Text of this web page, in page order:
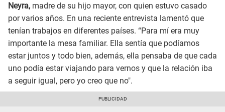
Neyra, madre de su hijo mayor, con quien estuvo casado
por varios años. En una reciente entrevista lamentó que
tenían trabajos en diferentes países. “Para mí era muy
importante la mesa familiar. Ella sentía que podíamos
estar juntos y todo bien, además, ella pensaba de que cada
uno podía estar viajando para vernos y que la relación iba
a seguir igual, pero yo creo que no".